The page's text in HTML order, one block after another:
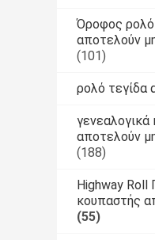
Όροφος
αποτελούν
(101)
ρολό τεγίδα
αποτελούν
(188)
Highway Roll
κουπαστής
(55)